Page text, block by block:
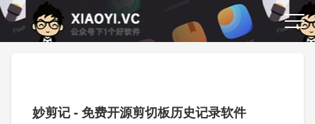
妙剪记 - 免费开源剪切板历史记录软件